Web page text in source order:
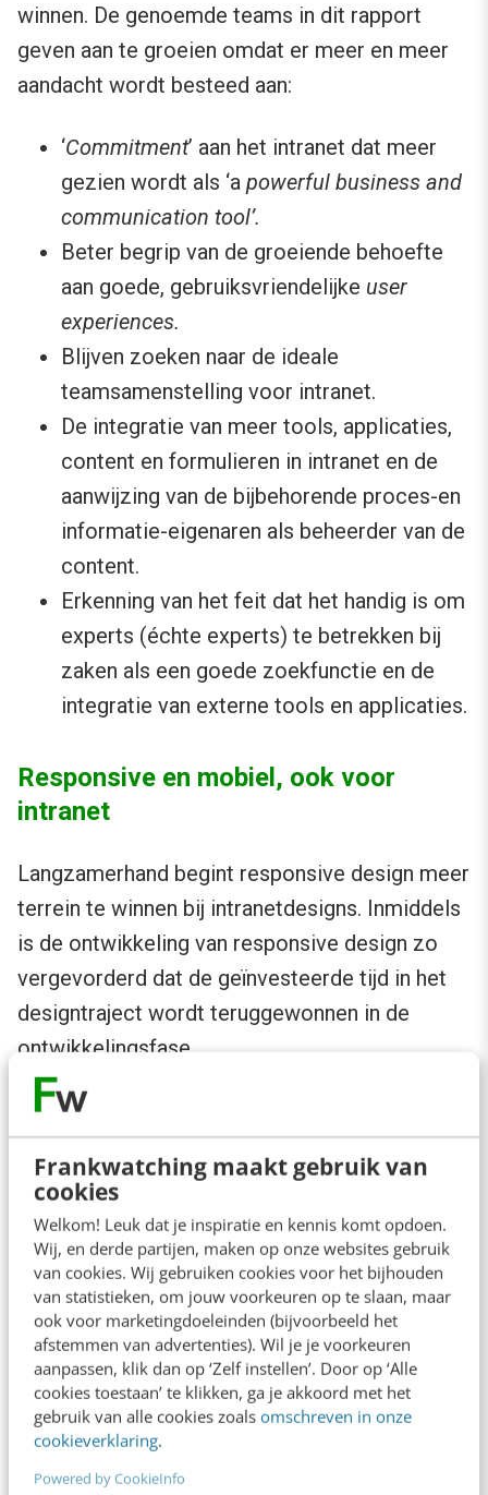
Frankwatching maakt gebruik van
cookies
Welkom! Leuk dat je inspiratie en kennis komt opdoen.
Wij, en derde partijen, maken op onze websites gebruik
van cookies. Wij gebruiken cookies voor het bijhouden
van statistieken, om jouw voorkeuren op te slaan, maar
ook voor marketingdoeleinden (bijvoorbeeld het
afstemmen van advertenties). Wil je je voorkeuren
aanpassen, klik dan op ‘Zelf instellen’. Door op ‘Alle
cookies toestaan’ te klikken, ga je akkoord met het
gebruik van alle cookies zoals omschreven in onze
cookieverklaring.
Powered by CookieInfo
winnen. De genoemde teams in dit rapport
geven aan te groeien omdat er meer en meer
aandacht wordt besteed aan:
‘Commitment’ aan het intranet dat meer
gezien wordt als ‘a powerful business and
communication tool’.
Beter begrip van de groeiende behoefte
aan goede, gebruiksvriendelijke user
experiences.
Blijven zoeken naar de ideale
teamsamenstelling voor intranet.
De integratie van meer tools, applicaties,
content en formulieren in intranet en de
aanwijzing van de bijbehorende proces-en
informatie-eigenaren als beheerder van de
content.
Erkenning van het feit dat het handig is om
experts (échte experts) te betrekken bij
zaken als een goede zoekfunctie en de
integratie van externe tools en applicaties.
Responsive en mobiel, ook voor
intranet
Langzamerhand begint responsive design meer
terrein te winnen bij intranetdesigns. Inmiddels
is de ontwikkeling van responsive design zo
vergevorderd dat de geïnvesteerde tijd in het
designtraject wordt teruggewonnen in de
ontwikkelingsfase.
De mobiele toegang
het gebruik van reponsive design sneller te
implementeren valt) ishot and happening. Iets
wat ik van harte toejuich. Want bedenk eens: bij
hoeveel organisaties zitten er medewerkers op
de weg of werken ze ‘in het veld’? Die wel wat
beters te doen hebben dan ‘s avonds in hun
vrije tijd hun laptop openklappen om met
ingewikkelde verbindingen het intranet te
bekijken? Juist. Voor hen is eenmobiel intranet
dé oplossing. Als ze daar de devices voor